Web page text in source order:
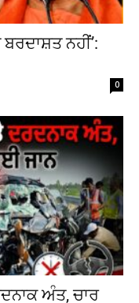
ਨਹੀਂ’:
0
ਅੰਤ, ਚਾਰ